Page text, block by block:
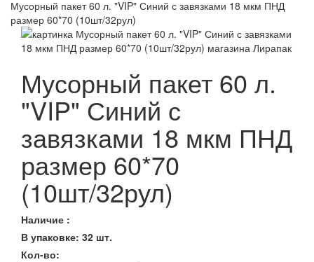
Мусорный пакет 60 л. "VIP" Синий с завязками 18 мкм ПНД
размер 60*70 (10шт/32рул)
Мусорный пакет 60 л.
"VIP" Синий с
завязками 18 мкм ПНД
размер 60*70
(10шт/32рул)
Наличие :
В упаковке: 32 шт.
Кол-во: